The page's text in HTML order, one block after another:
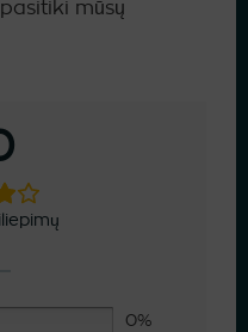
mūsų
0%